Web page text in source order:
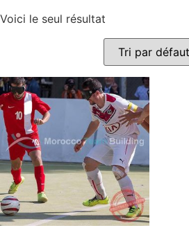
Voici le seul résultat